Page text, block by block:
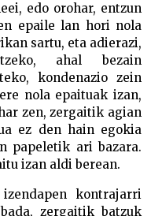
edo orohar, entzun
epaile lan hori nola
sartu, eta adierazi,
ahal bezain
kondenazio zein
nola epaituak izan,
zen, zergaitik agian
ez den hain egokia
papeletik ari bazara.
izan aldi berean.
kontrajarri
zergaitik batzuk